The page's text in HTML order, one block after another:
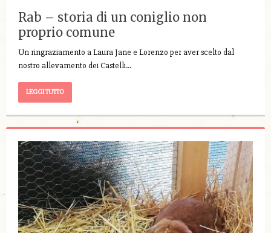
Rab – storia di un coniglio non
proprio comune
Un ringraziamento a Laura Jane e Lorenzo per aver scelto dal
nostro allevamento dei Castelli…
LEGGI TUTTO